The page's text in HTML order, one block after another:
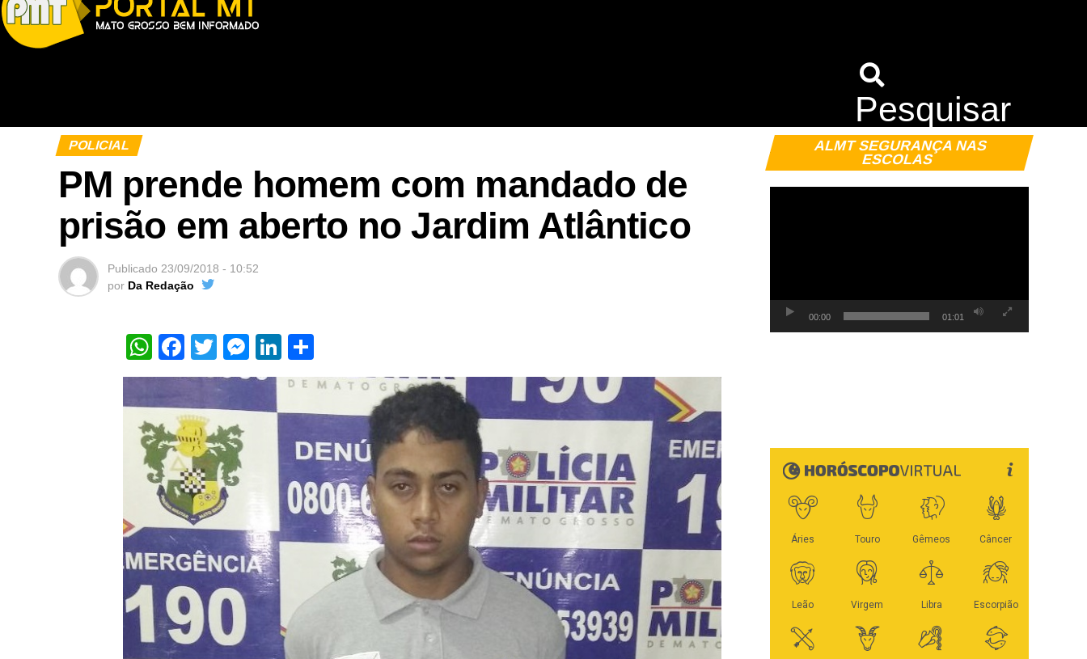
Pesquisar
POLICIAL
PM prende homem com mandado de
prisão em aberto no Jardim Atlântico
Publicado 23/09/2018 - 10:52
por Da Redação
WhatsApp
Facebook
TwitterMessenger
LinkedIn
ALMT SEGURANÇA NAS
ESCOLAS
Tocador
de
00:00 01:01